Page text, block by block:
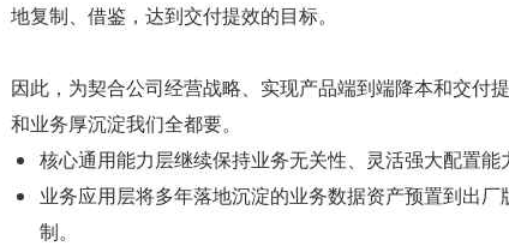
地复制、借鉴，达到交付提效的目标。
因此，为契合公司经营战略、实现产品端到端降本和交付
和业务厚沉淀我们全都要。
核心通用能力层继续保持业务无关性、灵活强大配置能
业务应用层将多年落地沉淀的业务数据资产预置到出
制。